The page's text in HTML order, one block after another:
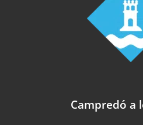
Campredó a